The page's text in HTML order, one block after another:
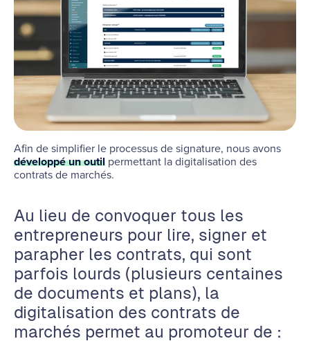
Afin de simplifier le processus de signature, nous avons
développé un outil permettant la digitalisation des
contrats de marchés.
Au lieu de convoquer tous les
entrepreneurs pour lire, signer et
parapher les contrats, qui sont
parfois lourds (plusieurs centaines
de documents et plans), la
digitalisation des contrats de
marchés permet au promoteur de :